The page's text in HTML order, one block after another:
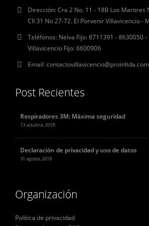
Dirección:Cra 2 No. 11 - 18B Los Martires
Cll 31 No 27-72. El Porvenir Villavicencio -
Teléfonos: Neiva Fijo: 8711391 - 8630050
Villavicencio Fijo: 6600906
Email:contactovillavicencio@proinltda.com
Post Recientes
Respiradores 3M: Máxima seguridad
13 octubre, 2018
Declaración de privacidad y uso de datos
31 agosto, 2018
Organización
Política de privacidad